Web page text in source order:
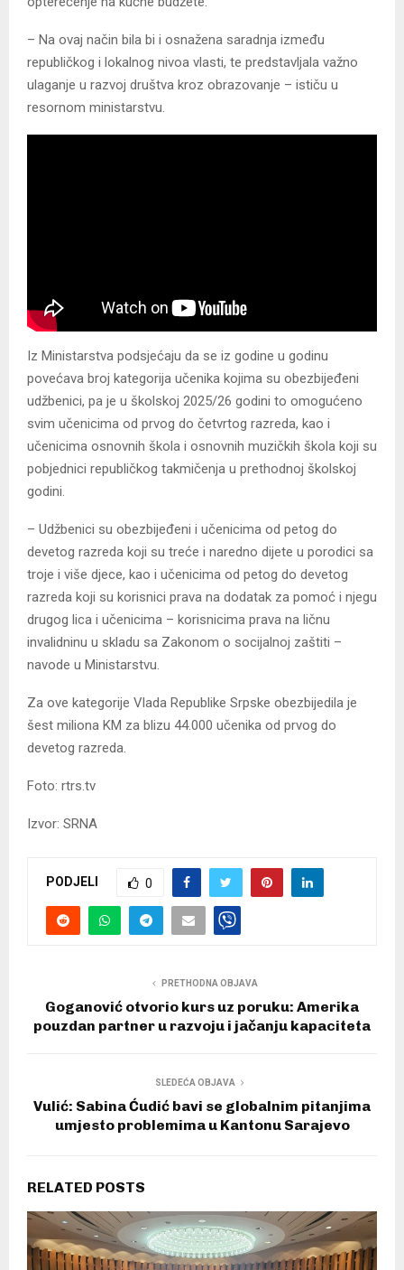
– Na ovaj način bila bi i osnažena saradnja između
republičkog i lokalnog nivoa vlasti, te predstavljala važno
ulaganje u razvoj društva kroz obrazovanje – ističu u
resornom ministarstvu.
Iz Ministarstva podsjećaju da se iz godine u godinu
povećava broj kategorija učenika kojima su obezbijeđeni
udžbenici, pa je u školskoj 2025/26 godini to omogućeno
svim učenicima od prvog do četvrtog razreda, kao i
učenicima osnovnih škola i osnovnih muzičkih škola koji su
pobjednici republičkog takmičenja u prethodnoj školskoj
godini.
– Udžbenici su obezbijeđeni i učenicima od petog do
devetog razreda koji su treće i naredno dijete u porodici sa
troje i više djece, kao i učenicima od petog do devetog
razreda koji su korisnici prava na dodatak za pomoć i njegu
drugog lica i učenicima – korisnicima prava na ličnu
invalidninu u skladu sa Zakonom o socijalnoj zaštiti –
navode u Ministarstvu.
Za ove kategorije Vlada Republike Srpske obezbijedila je
šest miliona KM za blizu 44.000 učenika od prvog do
devetog razreda.
Foto: rtrs.tv
Izvor: SRNA
PODJELI 0
PRETHODNA OBJAVA
Goganović otvorio kurs uz poruku: Amerika
pouzdan partner u razvoju i jačanju kapaciteta
SLEDEĆA OBJAVA
Vulić: Sabina Ćudić bavi se globalnim pitanjima
umjesto problemima u Kantonu Sarajevo
RELATED POSTS